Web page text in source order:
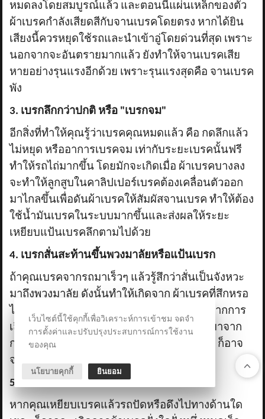
หมดลงโดยสมบูรณ์แล้ว และตอนนี้แผ่นเหล็กของตัว
ผ้าเบรคกำลังเสียดสีกับจานเบรคโดยตรง หากได้ยิน
เสียงนี้ควรหยุดใช้รถและนำเข้าอู่โดยด่วนที่สุด เพราะ
นอกจากจะอันตรายมากแล้ว ยังทำให้จานเบรคเสีย
หายอย่างรุนแรงอีกด้วย เพราะรุนแรงสุดคือ จานเบรค
พัง
3. เบรกลึกกว่าปกติ หรือ "เบรกจม"
อีกสิ่งที่ทำให้คุณรู้ว่าเบรคคุณหมดแล้ว คือ กดลึกแล้ว
ไม่หยุด หรืออาการเบรคจม เท่ากับระยะเบรคนั้นฟรี
ทำให้รถไถ่มากขึ้น โดยมักจะเกิดเมื่อ ผ้าเบรคบางลง
จะทำให้ลูกสูบในคาลิปเปอร์เบรคต้องเคลื่อนตัวออก
มาไกลขึ้นเพื่อดันผ้าเบรคให้สัมผัสจานเบรค ทำให้ต้อง
ใช้น้ำมันเบรคในระบบมากขึ้นและส่งผลให้ระยะ
เหยียบแป้นเบรคลึกตามไปด้วย
4. เบรกสั่นสะท้านขึ้นพวงมาลัยหรือแป้นเบรก
ถ้าคุณเบรคจากรถมาเร็วๆ แล้วรู้สึกว่าสั่นเป็นจังหวะ
มาถึงพวงมาลัย ดังนั้นทำให้เกิดจาก ผ้าเบรคที่สึกหรอ
ไม่เท่ากัน หรือจานเบรคเริ่มคดงอเสียรูปทรงจากการ
เสียดสีและความร้อนสะสม ซึ่งมักเป็นผลพวงมาจาก
การปล่อยให้ผ้าเบรคหมดแล้วยังฝืนใช้งานต่อ ก็อาจ
จะทำให้เกิดปัญหาได้
5. รถดึงไปทางซ้ายหรือขวาขณะเบรก
หากคุณเหยียบเบรคแล้วรถปัดหรือดึงไปทางด้านใด
เว็บไซต์นี้ใช้คุกกี้เพื่อวิเคราะห์การเข้าชม จดจำ
การตั้งค่าและปรับปรุงประสบการณ์การใช้งาน
ของคุณ
นโยบายคุกกี้ ยินยอม